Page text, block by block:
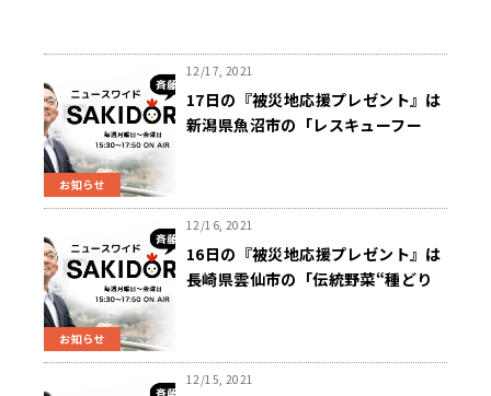
お知らせ
12/17, 2021
17日の『被災地応援プレゼント』は
新潟県魚沼市の「レスキューフー
お知らせ
12/16, 2021
16日の『被災地応援プレゼント』は
長崎県雲仙市の「伝統野菜“種どり
12/15, 2021